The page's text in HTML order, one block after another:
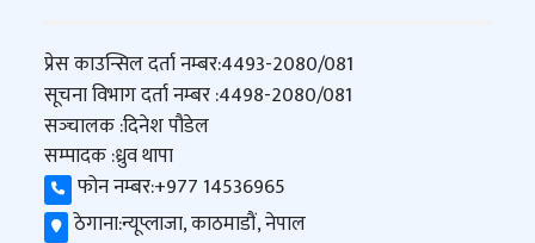
प्रेस काउन्सिल दर्ता नम्बर:4493-2080/081
सूचना विभाग दर्ता नम्बर :4498-2080/081
सञ्‍चालक :दिनेश पौडेल
सम्पादक :ध्रुव थापा
फोन नम्बर:+977 14536965
ठेगाना:न्यूप्लाजा, काठमाडौं, नेपाल